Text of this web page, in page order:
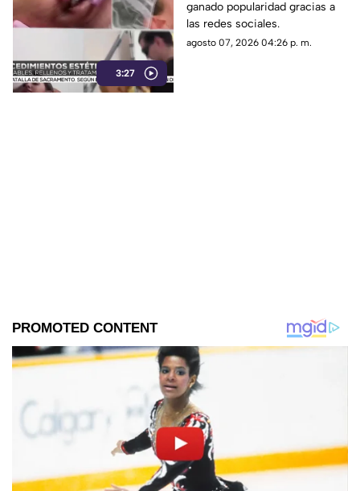
3:27
de aplicar rellenos o
láser
ganado popularidad gracias a
las redes sociales.
agosto 07, 2026 04:26 p. m.